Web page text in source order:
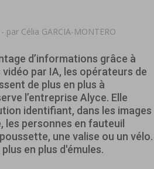
par Célia GARCIA-MONTERO
d’informations grâce à
vidéo par IA, les opérateurs de
de plus en plus à
l’entreprise Alyce. Elle
identifiant, dans les images
les personnes en fauteuil
une valise ou un vélo.
en plus d'émules.